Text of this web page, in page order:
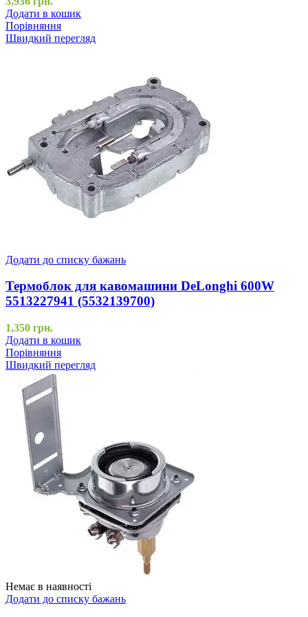
Додати в кошик
Порівняння
Швидкий перегляд
Додати до списку бажань
Термоблок для кавомашини DeLonghi 600W
5513227941 (5532139700)
1,350 грн.
Додати в кошик
Порівняння
Швидкий перегляд
Немає в наявності
Додати до списку бажань